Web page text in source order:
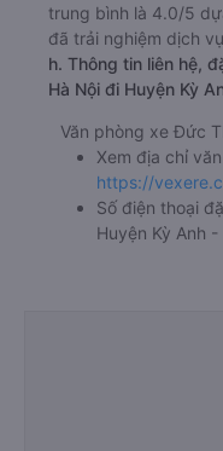
trung bình là 4.0/5
đã trải nghiệm dịch
h. Thông tin liên hệ,
Hà Nội đi Huyện Kỳ
Văn phòng xe Đức
Xem địa chỉ
https://
Số điện thoại
Huyện Kỳ Anh